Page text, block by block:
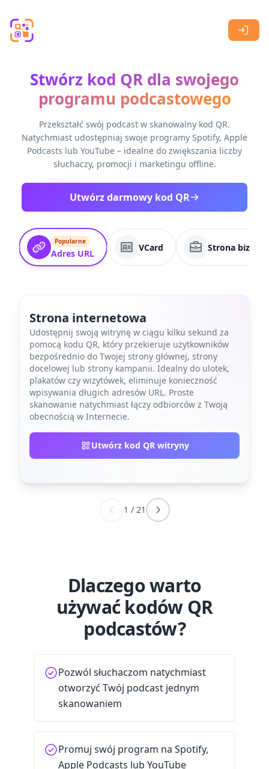
Stwórz kod QR dla swojego
programu podcastowego
Przekształć swój podcast w skanowalny kod QR.
Natychmiast udostępniaj swoje programy Spotify, Apple
Podcasts lub YouTube – idealne do zwiększania liczby
słuchaczy, promocji i marketingu offline.
Utwórz darmowy kod QR
Popularne
Adres URL
VCard Strona
Strona internetowa
Udostępnij swoją witrynę w ciągu kilku sekund za
pomocą kodu QR, który przekieruje użytkowników
bezpośrednio do Twojej strony głównej, strony
docelowej lub strony kampanii. Idealny do ulotek,
plakatów czy wizytówek, eliminuje konieczność
wpisywania długich adresów URL. Proste
skanowanie natychmiast łączy odbiorców z Twoją
obecnością w Internecie.
Utwórz kod QR witryny
1 / 21
Dlaczego warto
używać kodów QR
podcastów?
Pozwól słuchaczom natychmiast
otworzyć Twój podcast jednym
skanowaniem
Promuj swój program na Spotify,
Apple Podcasts lub YouTube